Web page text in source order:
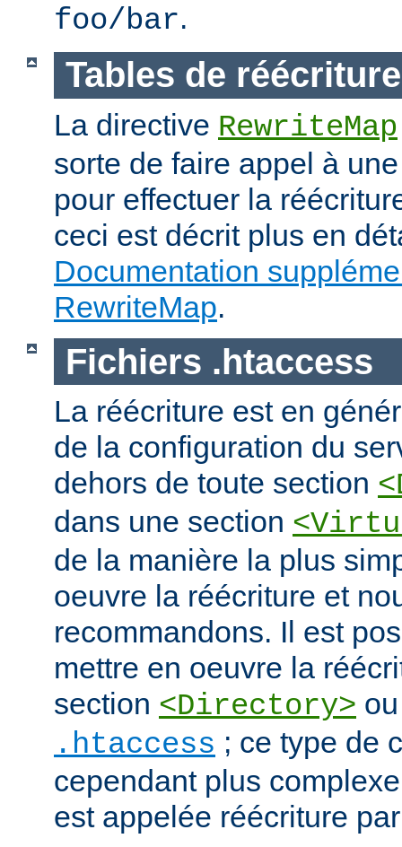
foo/bar.
Tables de réécriture
La directive RewriteMap
sorte de faire appel à
pour effectuer la
ceci est décrit plus en
Documentation
RewriteMap.
Fichiers .htaccess
La réécriture est en
de la configuration du
dehors de toute section
dans une section
de la manière la plus
oeuvre la réécriture et
recommandons. Il est
mettre en oeuvre la
section <Directory>
.htaccess ; ce type de
cependant plus
est appelée réécriture